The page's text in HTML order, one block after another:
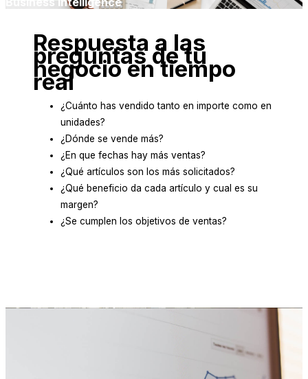
Respuesta a las
preguntas de tu
negocio en tiempo
real
¿Cuánto has vendido tanto en importe como en
unidades?
¿Dónde se vende más?
¿En que fechas hay más ventas?
¿Qué artículos son los más solicitados?
¿Qué beneficio da cada artículo y cual es su
margen?
¿Se cumplen los objetivos de ventas?